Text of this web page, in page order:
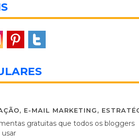
, E-MAIL MARKETING,
gratuitas que todos os bloggers